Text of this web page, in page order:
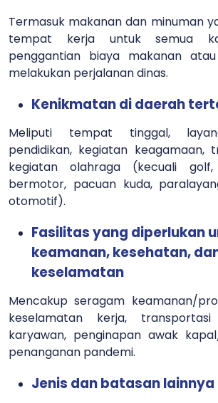
Termasuk makanan dan minuman
tempat kerja untuk semua
penggantian biaya makanan
melakukan perjalanan dinas.
Kenikmatan di daerah
Meliputi tempat tinggal,
pendidikan, kegiatan keagamaan,
kegiatan olahraga (kecuali
bermotor, pacuan kuda,
otomotif).
Fasilitas yang diperlukan
keamanan, kesehatan,
keselamatan
Mencakup seragam keamanan/
keselamatan kerja,
karyawan, penginapan awak
penanganan pandemi.
Jenis dan batasan lainnya